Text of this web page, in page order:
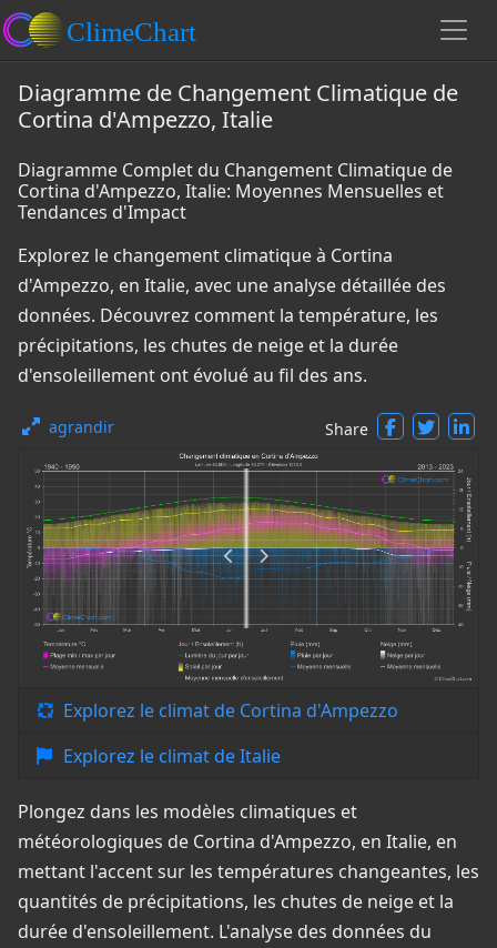
Diagramme de Changement Climatique de
Cortina d'Ampezzo, Italie
Diagramme Complet du Changement Climatique de
Cortina d'Ampezzo, Italie: Moyennes Mensuelles et
Tendances d'Impact
Explorez le changement climatique à Cortina
d'Ampezzo, en Italie, avec une analyse détaillée des
données. Découvrez comment la température, les
précipitations, les chutes de neige et la durée
d'ensoleillement ont évolué au fil des ans.
agrandir Share
Explorez le climat de Cortina d'Ampezzo
Explorez le climat de Italie
Plongez dans les modèles climatiques et
météorologiques de Cortina d'Ampezzo, en Italie, en
mettant l'accent sur les températures changeantes, les
quantités de précipitations, les chutes de neige et la
durée d'ensoleillement. L'analyse des données du